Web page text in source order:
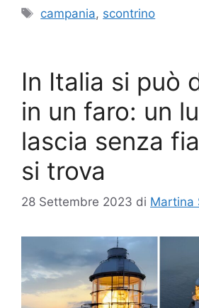
Tag
campania, scontrino
In Italia si può
in un faro: un
lascia senza
si trova
28 Settembre 2023 di Martina